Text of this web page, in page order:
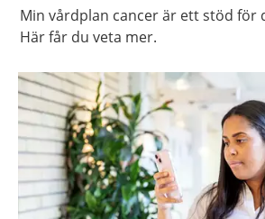
Min vårdplan cancer är ett stöd för
Här får du veta mer.